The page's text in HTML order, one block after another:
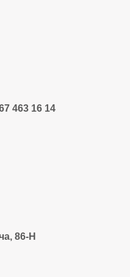
463 16 14
86-Н